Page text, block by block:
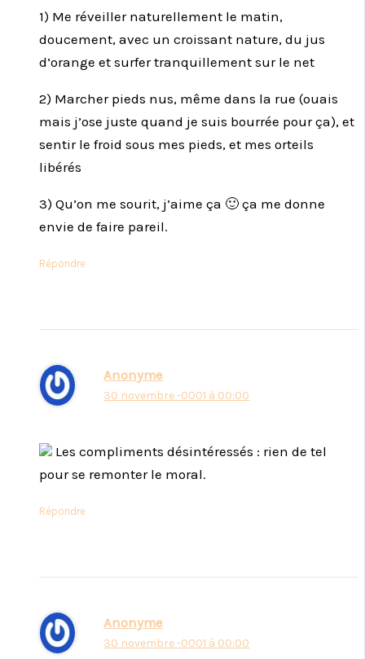
1) Me réveiller naturellement le matin,
doucement, avec un croissant nature, du jus
d’orange et surfer tranquillement sur le net
2) Marcher pieds nus, même dans la rue (ouais
mais j’ose juste quand je suis bourrée pour ça), et
sentir le froid sous mes pieds, et mes orteils
libérés
3) Qu’on me sourit, j’aime ça 🙂 ça me donne
envie de faire pareil.
Répondre
Anonyme
30 novembre -0001 à 00:00
Les compliments désintéressés : rien de tel
pour se remonter le moral.
Répondre
Anonyme
30 novembre -0001 à 00:00